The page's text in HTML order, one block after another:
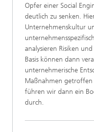
Opfer einer Social
deutlich zu senken.
Unternehmenskultur
analysieren Risiken
Basis können dann
unternehmerische
Maßnahmen
führen wir dann ein
durch.